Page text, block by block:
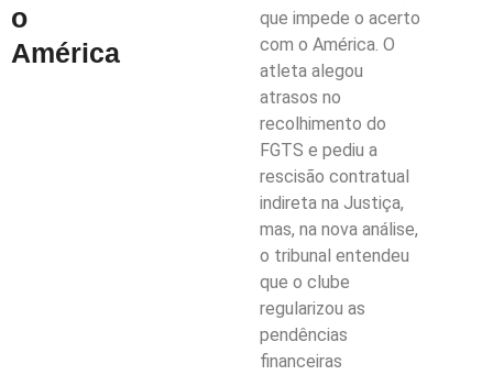
o
América
que impede o acerto
com o América. O
atleta alegou
atrasos no
recolhimento do
FGTS e pediu a
rescisão contratual
indireta na Justiça,
mas, na nova análise,
o tribunal entendeu
que o clube
regularizou as
pendências
financeiras